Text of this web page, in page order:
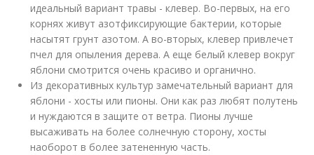
идеальный вариант травы - клевер. Во-первых, на его
корнях живут азотфиксирующие бактерии, которые
насытят грунт азотом. А во-вторых, клевер привлечет
пчел для опыления дерева. А еще белый клевер вокруг
яблони смотрится очень красиво и органично.
Из декоративных культур замечательный вариант для
яблони - хосты или пионы. Они как раз любят полутень
и нуждаются в защите от ветра. Пионы лучше
высаживать на более солнечную сторону, хосты
наоборот в более затененную часть.